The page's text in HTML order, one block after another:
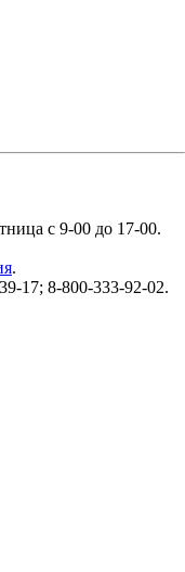
с 9-00 до 17-00.
.
17; 8-800-333-92-02.